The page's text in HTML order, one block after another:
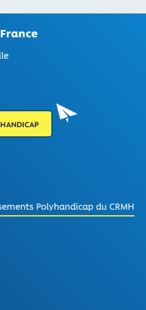
Polyhandicap du CRMH